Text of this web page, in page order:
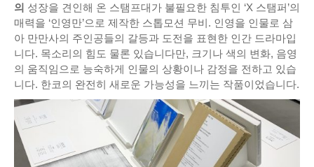
의 성장을 견인해 온 스탬프대가 불필요한 침투인 ‘X 스탬퍼’의
매력을 ‘인영만’으로 제작한 스톱모션 무비. 인영을 인물로 삼
아 만만사의 주인공들의 갈등과 도전을 표현한 인간 드라마입
니다. 목소리의 힘도 물론 있습니다만, 크기나 색의 변화, 음영
의 움직임으로 능숙하게 인물의 상황이나 감정을 전하고 있습
니다. 한코의 완전히 새로운 가능성을 느끼는 작품이었습니다.